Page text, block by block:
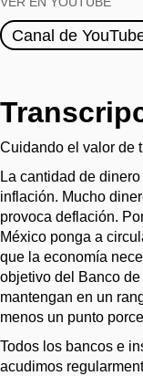
Canal de
Cuidando el valor de
La cantidad de
inflación. Mucho
provoca deflación.
México ponga a
que la economía
objetivo del Banco
mantengan en un
menos un punto
Todos los bancos e
acudimos